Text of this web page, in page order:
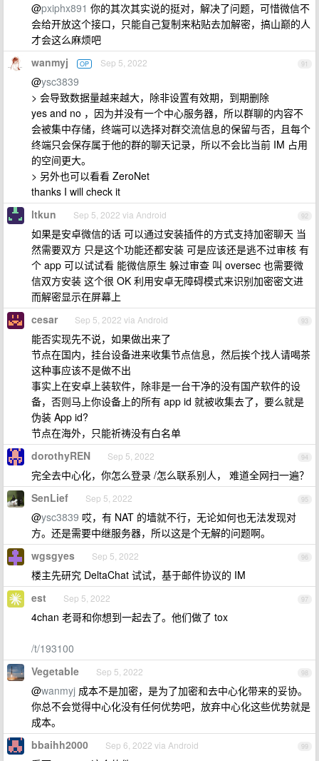
@pxiphx891 你的其次其实说的挺对，解决了问题，可惜微信不
会给开放这个接口，只能自己复制来粘贴去加解密，搞山巅的人
才会这么麻烦吧
91
wanmyj OP Sep 5, 2022
@ysc3839
> 会导致数据量越来越大，除非设置有效期，到期删除
yes and no ，因为并没有一个中心服务器，所以群聊的内容不
会被集中存储，终端可以选择对群交流信息的保留与否，且每个
终端只会保存属于他的群的聊天记录，所以不会比当前 IM 占用
的空间更大。
> 另外也可以看看 Zer​oNet
thanks I will check it
92
ltkun Sep 5, 2022 via Android
如果是安卓微信的话 可以通过安装插件的方式支持加密聊天 当
然需要双方 只是这个功能还都安装 可是应该还是逃不过审核 有
个 app 可以试试看 能微信原生 躲过审查 叫 oversec 也需要微
信双方安装 这个很 OK 利用安卓无障碍模式来识别加密密文进
而解密显示在屏幕上
93
cesar Sep 5, 2022 via Android
能否实现先不说，如果做出来了
节点在国内，挂台设备进来收集节点信息，然后挨个找人请喝茶
这种事应该不是做不出
事实上在安卓上装软件，除非是一台干净的没有国产软件的设
备，否则马上你设备上的所有 app id 就被收集去了，要么就是
伪装 App id?
节点在海外，只能祈祷没有白名单
94
dorothyREN Sep 5, 2022
完全去中心化，你怎么登录 /怎么联系别人， 难道全网扫一遍？
95
SenLief Sep 5, 2022
@ysc3839 哎，有 NAT 的墙就不行，无论如何也无法发现对
方。还是需要中继服务器，所以这是个无解的问题啊。
96
wgsgyes Sep 5, 2022
楼主先研究 DeltaChat 试试，基于邮件协议的 IM
97
est Sep 5, 2022
4chan 老哥和你想到一起去了。他们做了 tox
/t/193100
98
Vegetable Sep 5, 2022
@wanmyj 成本不是加密，是为了加密和去中心化带来的妥协。
你总不会觉得中心化没有任何优势吧，放弃中心化这些优势就是
成本。
99
bbaihh2000 Sep 6, 2022 via Android